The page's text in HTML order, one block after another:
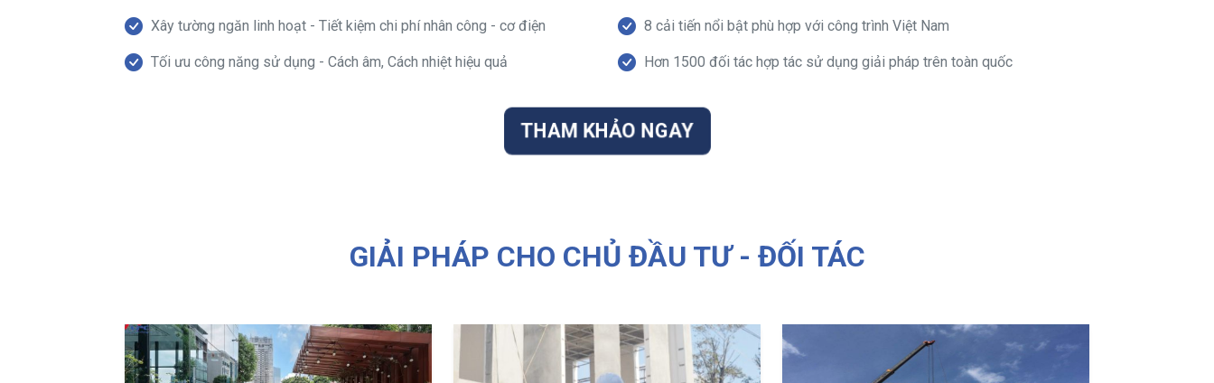
Xây tường ngăn linh hoạt - Tiết kiệm chi phí nhân công - cơ điện
Tối ưu công năng sử dụng - Cách âm, Cách nhiệt hiệu quả
8 cải tiến nổi bật phù hợp với công trình Việt Nam
Hơn 1500 đối tác hợp tác sử dụng giải pháp trên toàn quốc
THAM KHẢO NGAY
GIẢI PHÁP CHO CHỦ ĐẦU TƯ - ĐỐI TÁC